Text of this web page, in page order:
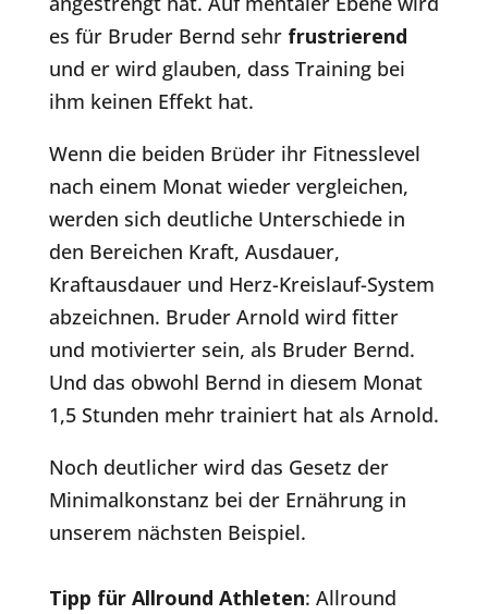
es für Bruder Bernd sehr frustrierend
und er wird glauben, dass Training bei
ihm keinen Effekt hat.
Wenn die beiden Brüder ihr Fitnesslevel
nach einem Monat wieder vergleichen,
werden sich deutliche Unterschiede in
den Bereichen Kraft, Ausdauer,
Kraftausdauer und Herz-Kreislauf-System
abzeichnen. Bruder Arnold wird fitter
und motivierter sein, als Bruder Bernd.
Und das obwohl Bernd in diesem Monat
1,5 Stunden mehr trainiert hat als Arnold.
Noch deutlicher wird das Gesetz der
Minimalkonstanz bei der Ernährung in
unserem nächsten Beispiel.
Tipp für Allround Athleten: Allround